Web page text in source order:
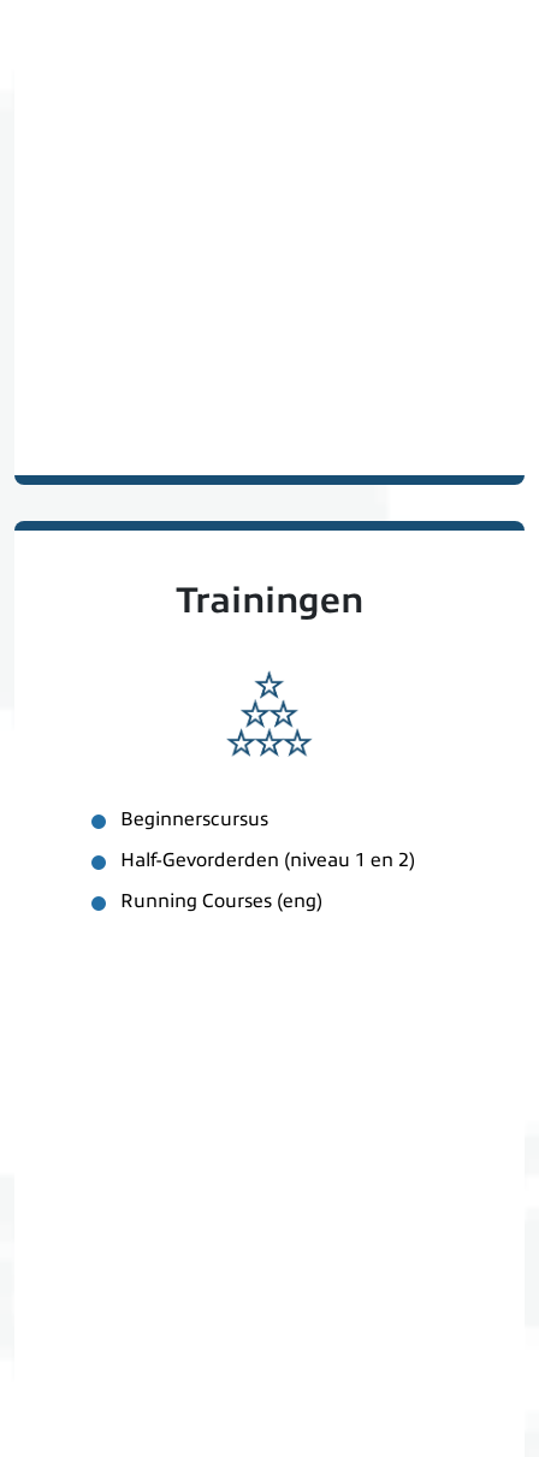
Trainingen
Beginnerscursus
Half-Gevorderden (niveau 1 en 2)
Running Courses (eng)